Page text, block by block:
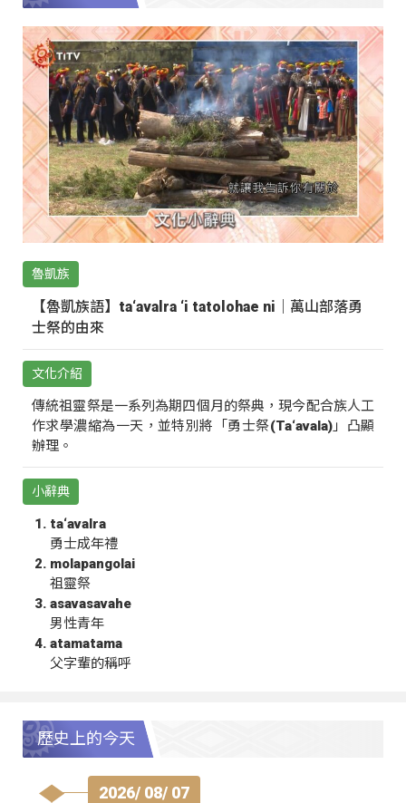
魯凱族
【魯凱族語】ta‘avalra ‘i tatolohae ni｜萬山部落勇
士祭的由來
文化介紹
傳統祖靈祭是一系列為期四個月的祭典，現今配合族人工
作求學濃縮為一天，並特別將「勇士祭(Ta‘avala)」凸顯
辦理。
小辭典
ta‘avalra
勇士成年禮
molapangolai
祖靈祭
asavasavahe
男性青年
atamatama
父字輩的稱呼
歷史上的今天
2026/ 08/ 07